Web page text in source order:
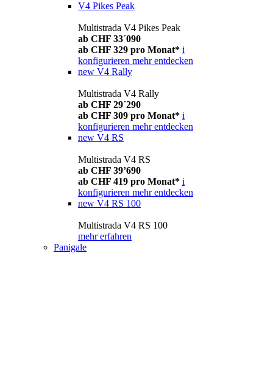
V4 Pikes Peak
Multistrada V4 Pikes Peak
ab CHF 33´090
ab CHF 329 pro Monat* i
konfigurieren mehr entdecken
new V4 Rally
Multistrada V4 Rally
ab CHF 29´290
ab CHF 309 pro Monat* i
konfigurieren mehr entdecken
new V4 RS
Multistrada V4 RS
ab CHF 39’690
ab CHF 419 pro Monat* i
konfigurieren mehr entdecken
new V4 RS 100
Multistrada V4 RS 100
mehr erfahren
Panigale